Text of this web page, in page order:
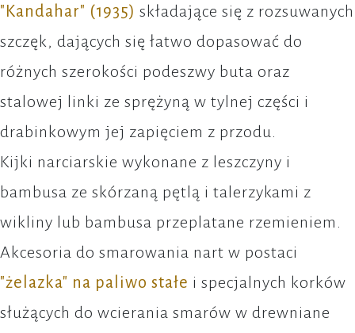
"Kandahar" (1935) składające się z rozsuwanych
szczęk, dających się łatwo dopasować do
różnych szerokości podeszwy buta oraz
stalowej linki ze sprężyną w tylnej części i
drabinkowym jej zapięciem z przodu.
Kijki narciarskie wykonane z leszczyny i
bambusa ze skórzaną pętlą i talerzykami z
wikliny lub bambusa przeplatane rzemieniem.
Akcesoria do smarowania nart w postaci
"żelazka" na paliwo stałe i specjalnych korków
służących do wcierania smarów w drewniane